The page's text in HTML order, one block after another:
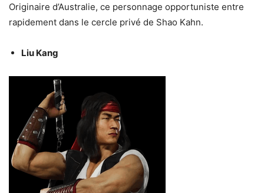
Originaire d’Australie, ce personnage opportuniste entre
rapidement dans le cercle privé de Shao Kahn.
Liu Kang